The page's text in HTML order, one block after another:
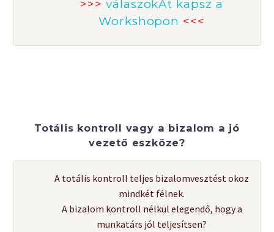
>>> válaszokAt kapsz a
Workshopon <<<
Totális kontroll vagy a bizalom a jó
vezető eszköze?
A totális kontroll teljes bizalomvesztést okoz
mindkét félnek.
A bizalom kontroll nélkül elegendő, hogy a
munkatárs jól teljesítsen?